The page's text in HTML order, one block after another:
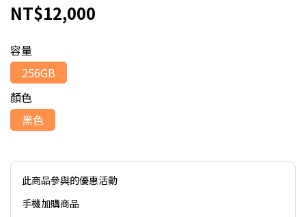
NT$12,000
容量
256GB
顏色
黑色
此商品參與的優惠活動
手機加購商品